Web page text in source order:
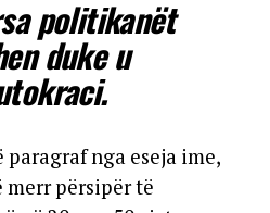
politikanët
duke u
nga eseja ime,
merr përsipër të